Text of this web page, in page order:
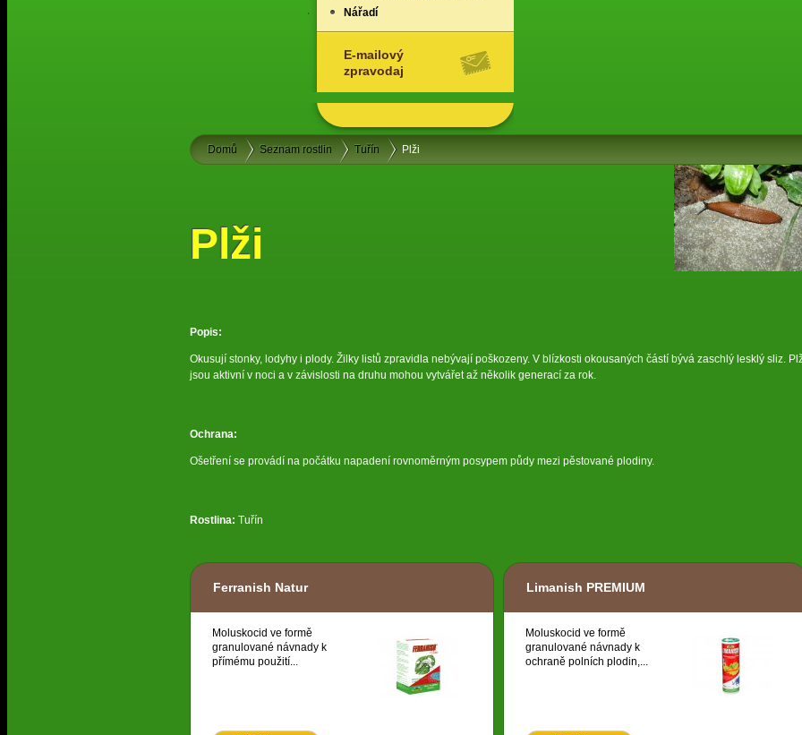
Nářadí
E-mailový
zpravodaj
Domů Seznam rostlin Tuřín Plži
Plži
Popis:
Okusují stonky, lodyhy i plody. Žilky listů zpravidla nebývají poškozeny. V blízkosti okousaných částí bývá zaschlý lesklý sliz.
jsou aktivní v noci a v závislosti na druhu mohou vytvářet až několik generací za rok.
Ochrana:
Ošetření se provádí na počátku napadení rovnoměrným posypem půdy mezi pěstované plodiny.
Rostlina: Tuřín
Ferranish Natur
Moluskocid ve formě
granulované návnady k
přímému použití...
Limanish PREMIUM
Moluskocid ve formě
granulované návnady k
ochraně polních plodin,...